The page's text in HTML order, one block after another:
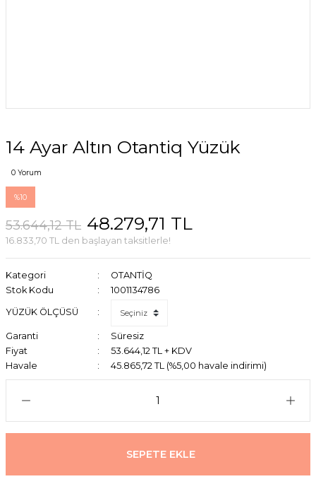
14 Ayar Altın Otantiq Yüzük
0 Yorum
%10
53.644,12 TL 48.279,71 TL
16.833,70 TL den başlayan taksitlerle!
Kategori
OTANTİQ
Stok Kodu
1001134786
YÜZÜK ÖLÇÜSÜ
Garanti
Süresiz
Fiyat
53.644,12 TL + KDV
Havale
45.865,72 TL (%5,00 havale indirimi)
SEPETE EKLE